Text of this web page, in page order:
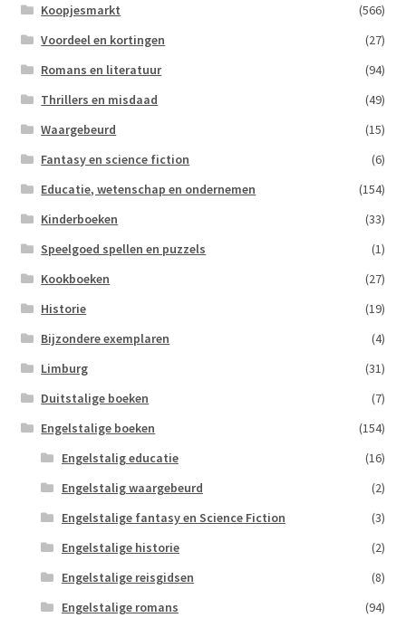
Koopjesmarkt
(566)
Voordeel en kortingen
(27)
Romans en literatuur
(94)
Thrillers en misdaad
(49)
Waargebeurd
(15)
Fantasy en science fiction
(6)
Educatie, wetenschap en ondernemen
(154)
Kinderboeken
(33)
Speelgoed spellen en puzzels
(1)
Kookboeken
(27)
Historie
(19)
Bijzondere exemplaren
(4)
Limburg
(31)
Duitstalige boeken
(7)
Engelstalige boeken
(154)
Engelstalig educatie
(16)
Engelstalig waargebeurd
(2)
Engelstalige fantasy en Science Fiction
(3)
Engelstalige historie
(2)
Engelstalige reisgidsen
(8)
Engelstalige romans
(94)